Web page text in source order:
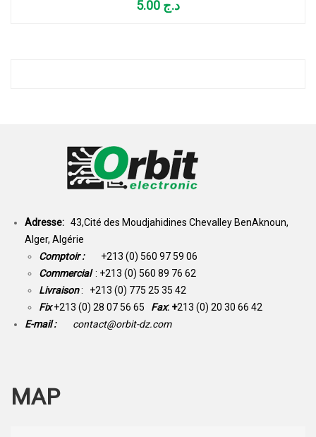
د.ج
Adresse: 43,Cité des Moudjahidines Chevalley BenAknoun,
Alger, Algérie
Comptoir : +213 (0) 560 97 59 06
Commercial : +213 (0) 560 89 76 62
Livraison: +213 (0) 775 25 35 42
Fix +213 (0) 28 07 56 65 Fax: +213 (0) 20 30 66 42
E-mail :
contact@orbit-dz.com
MAP